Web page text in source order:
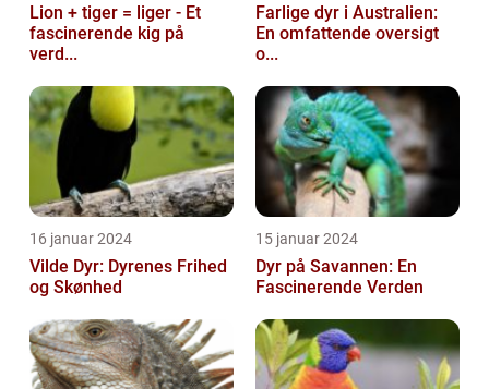
Lion + tiger = liger - Et
fascinerende kig på
verd...
Farlige dyr i Australien:
En omfattende oversigt
o...
16 januar 2024
Vilde Dyr: Dyrenes Frihed
og Skønhed
15 januar 2024
Dyr på Savannen: En
Fascinerende Verden